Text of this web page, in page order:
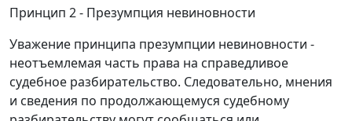
Принцип 2 - Презумпция невиновности
Уважение принципа презумпции невиновности -
неотъемлемая часть права на справедливое
судебное разбирательство. Следовательно, мнения
и сведения по продолжающемуся судебному